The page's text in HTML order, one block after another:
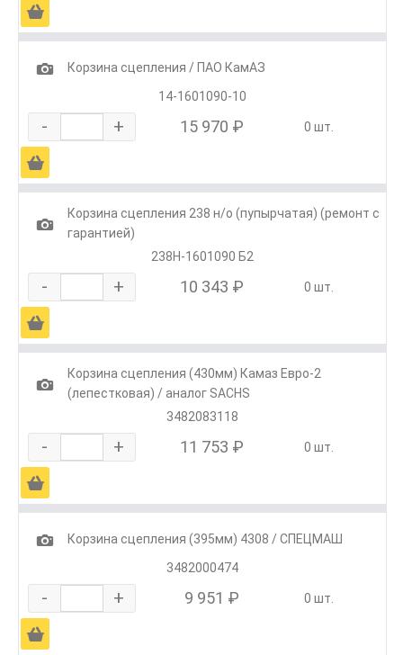
Ä
1
Корзина сцепления / ПАО КамАЗ
14-1601090-10
- + 15 970 ₽ 0 шт.
Ä
1
Корзина сцепления 238 н/о (пупырчатая) (ремонт с
гарантией)
238Н-1601090 Б2
- + 10 343 ₽ 0 шт.
Ä
1
Корзина сцепления (430мм) Камаз Евро-2
(лепестковая) / аналог SACHS
3482083118
- + 11 753 ₽ 0 шт.
Ä
1
Корзина сцепления (395мм) 4308 / СПЕЦМАШ
3482000474
- + 9 951 ₽ 0 шт.
Ä